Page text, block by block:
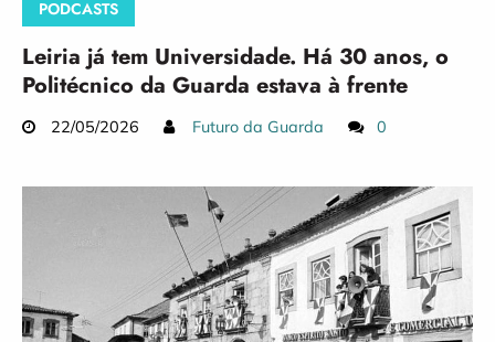
PODCASTS
Leiria já tem Universidade. Há 30 anos, o
Politécnico da Guarda estava à frente
22/05/2026 Futuro da Guarda 0